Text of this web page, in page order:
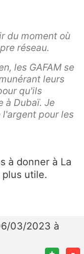
du moment où
réseau.
les GAFAM se
leurs
qu'ils
à Dubaï. Je
pour les
à donner à La
utile.
03/2023 à